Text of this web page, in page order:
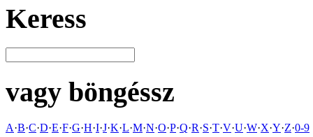
Keress
vagy böngéssz
A·B·C·D·E·F·G·H·I·J·K·L·M·N·O·P·Q·R·S·T·V·U·W·X·Y·Z·0-9